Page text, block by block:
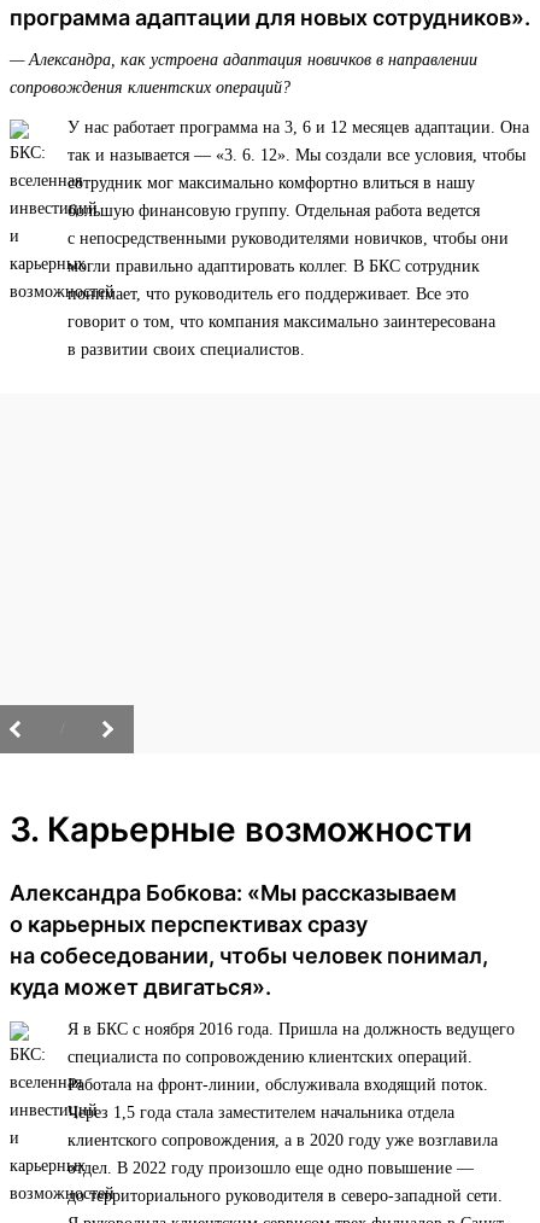
программа адаптации для новых сотрудников».
— Александра, как устроена адаптация новичков в направлении
сопровождения клиентских операций?
У нас работает программа на 3, 6 и 12 месяцев адаптации. Она
так и называется — «3. 6. 12». Мы создали все условия, чтобы
сотрудник мог максимально комфортно влиться в нашу
большую финансовую группу. Отдельная работа ведется
с непосредственными руководителями новичков, чтобы они
могли правильно адаптировать коллег. В БКС сотрудник
понимает, что руководитель его поддерживает. Все это
говорит о том, что компания максимально заинтересована
в развитии своих специалистов.
3. Карьерные возможности
Александра Бобкова: «Мы рассказываем
о карьерных перспективах сразу
на собеседовании, чтобы человек понимал,
куда может двигаться».
Я в БКС с ноября 2016 года. Пришла на должность ведущего
специалиста по сопровождению клиентских операций.
Работала на фронт-линии, обслуживала входящий поток.
Через 1,5 года стала заместителем начальника отдела
клиентского сопровождения, а в 2020 году уже возглавила
отдел. В 2022 году произошло еще одно повышение —
до территориального руководителя в северо-западной сети.